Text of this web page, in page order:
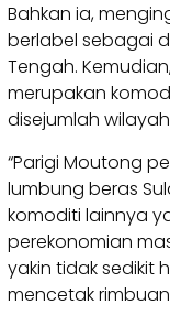
Bahkan ia,
berlabel sebagai
Tengah.
merupakan
disejumlah wilayah
“Parigi Moutong
lumbung beras
komoditi lainnya
perekonomian
yakin tidak sedikit
mencetak